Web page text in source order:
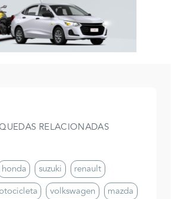
RELACIONADAS
honda suzuki
renault
volkswagen
mazda